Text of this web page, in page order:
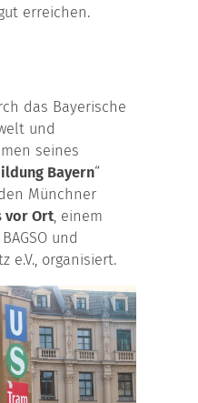
erreichen.
das Bayerische
und
seines
Bayern“
Münchner
vor Ort, einem
und
e.V., organisiert.